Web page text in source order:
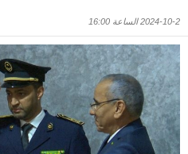
2024-10-2 الساعة 16:00